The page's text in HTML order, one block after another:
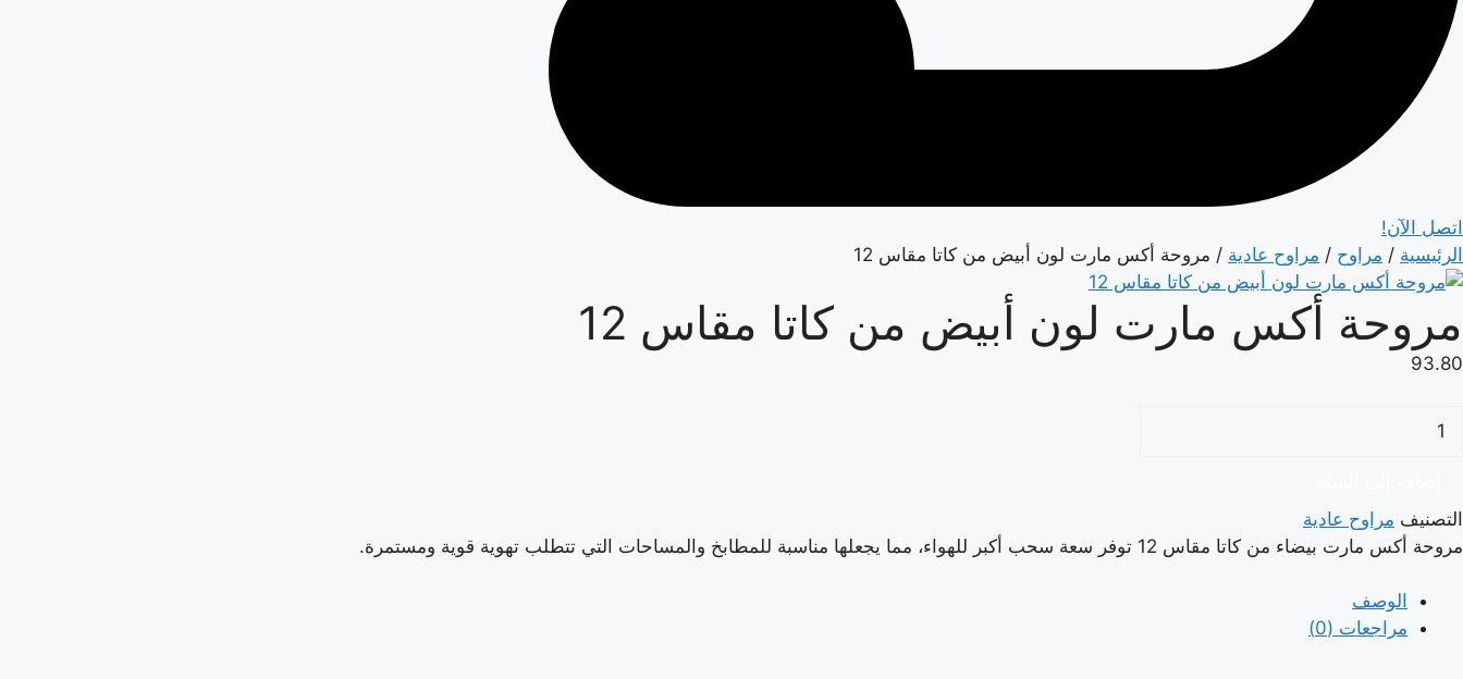
اتصل الآن!
الرئيسية / مراوح / مراوح عادية / مروحة أكس مارت لون أبيض من كاتا مقاس 12
مروحة أكس مارت لون أبيض من كاتا مقاس 12
93.80
مروحة
لون
أبيض
مقاس
التصنيف مراوح عادية
مروحة أكس مارت بيضاء من كاتا مقاس 12 توفر سعة سحب أكبر للهواء، مما يجعلها مناسبة للمطابخ والمساحات التي تتطلب تهوية قوية ومستمرة.
الوصف
مراجعات (0)